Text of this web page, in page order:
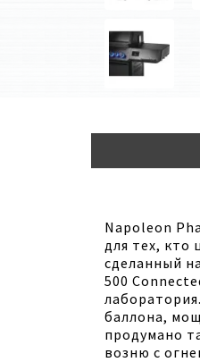
Napoleon
для тех, кто
сделанный
500
баллона,
продумано
возню с